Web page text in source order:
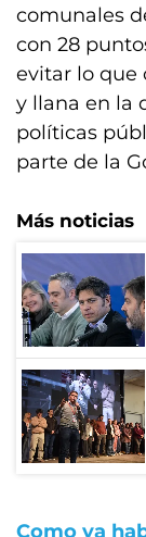
comunales
con 28
evitar lo que
y llana en la
políticas
parte de la
Más noticias
Como ya